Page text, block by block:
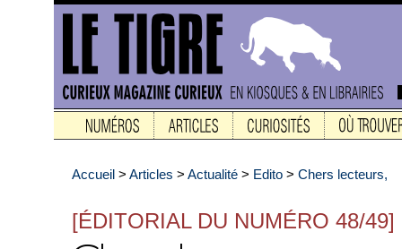
Accueil > Articles > Actualité > Edito > Chers lecteurs,
[ÉDITORIAL DU NUMÉRO 48/49]